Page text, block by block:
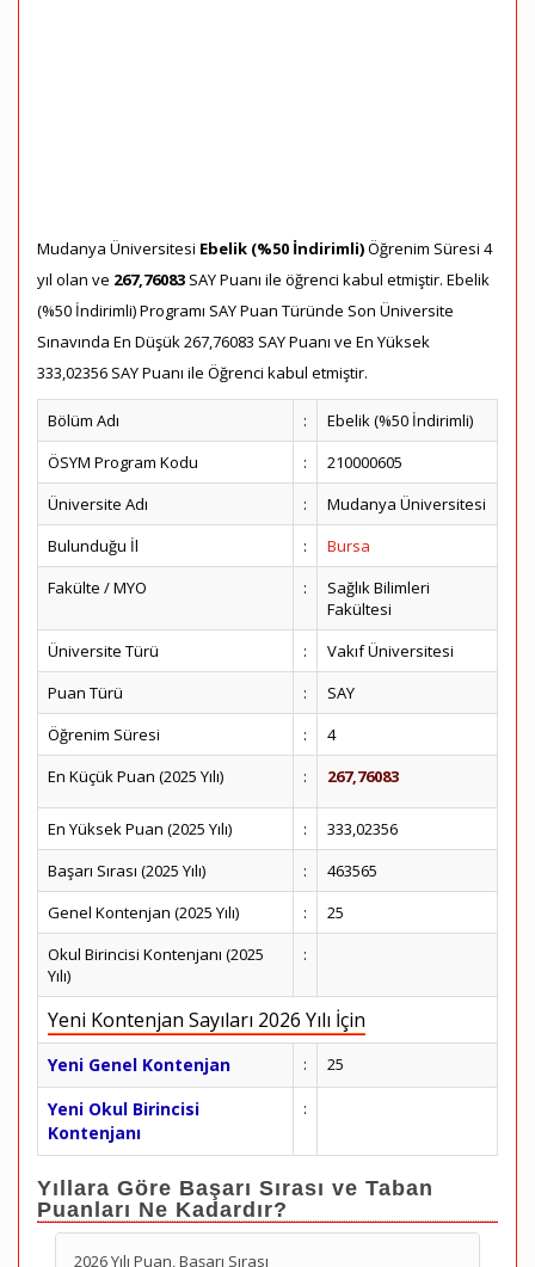
Mudanya Üniversitesi Ebelik (%50 İndirimli)Öğrenim Süresi 4
yıl olan ve 267,76083 SAY Puanı ile öğrenci kabul etmiştir. Ebelik
(%50 İndirimli) Programı SAY Puan Türünde Son Üniversite
Sınavında En Düşük 267,76083 SAY Puanı ve En Yüksek
333,02356 SAY Puanı ile Öğrenci kabul etmiştir.
Bölüm Adı :
Ebelik (%50 İndirimli)
ÖSYM Program Kodu
:
210000605
Üniversite Adı
:
Mudanya Üniversitesi
Bulunduğu İl
:
Bursa
Fakülte / MYO
:
Sağlık Bilimleri
Fakültesi
Üniversite Türü
:
Vakıf Üniversitesi
Puan Türü
:
SAY
Öğrenim Süresi
:
4
En Küçük Puan (2025 Yılı)
: 267,76083
En Yüksek Puan (2025 Yılı) :
333,02356
Başarı Sırası (2025 Yılı)
:
463565
Genel Kontenjan (2025 Yılı)
:
25
Okul Birincisi Kontenjanı (2025
Yılı)
:
Yeni Kontenjan Sayıları 2026 Yılı İçin
Yeni Genel Kontenjan : 25
Yeni Okul Birincisi
Kontenjanı
:
Yıllara Göre Başarı Sırası ve Taban
Puanları Ne Kadardır?
2026 Yılı Puan, Başarı Sırası